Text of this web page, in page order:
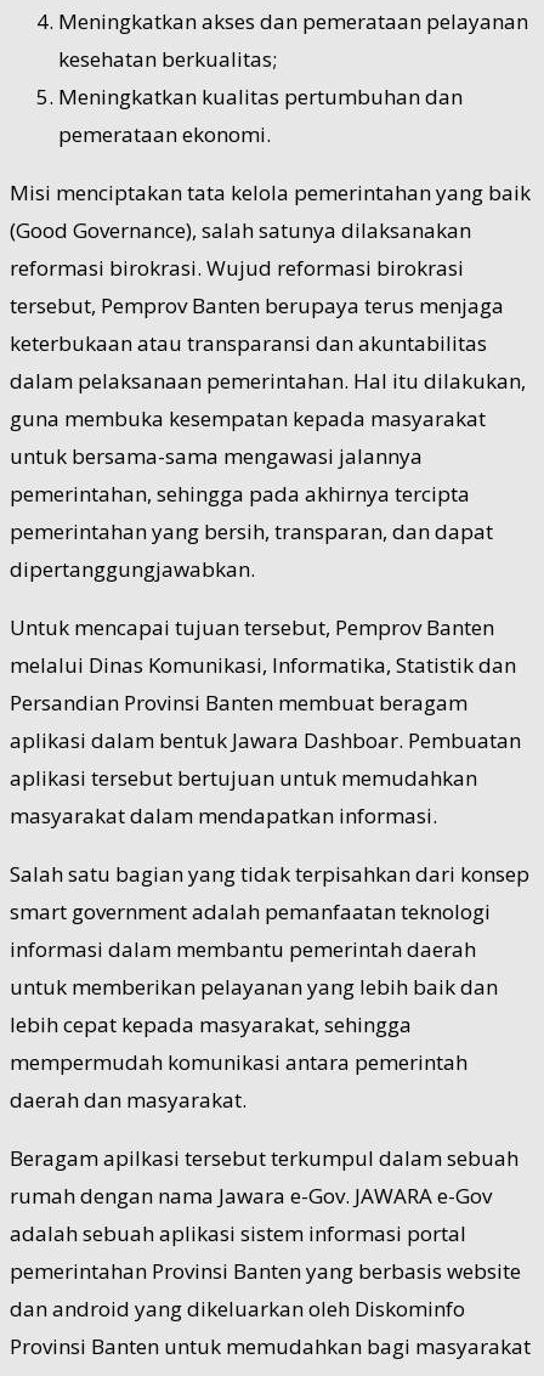
Meningkatkan akses dan pemerataan pelayanan
kesehatan berkualitas;
Meningkatkan kualitas pertumbuhan dan
pemerataan ekonomi.
Misi menciptakan tata kelola pemerintahan yang baik
(Good Governance), salah satunya dilaksanakan
reformasi birokrasi. Wujud reformasi birokrasi
tersebut, Pemprov Banten berupaya terus menjaga
keterbukaan atau transparansi dan akuntabilitas
dalam pelaksanaan pemerintahan. Hal itu dilakukan,
guna membuka kesempatan kepada masyarakat
untuk bersama-sama mengawasi jalannya
pemerintahan, sehingga pada akhirnya tercipta
pemerintahan yang bersih, transparan, dan dapat
dipertanggungjawabkan.
Untuk mencapai tujuan tersebut, Pemprov Banten
melalui Dinas Komunikasi, Informatika, Statistik dan
Persandian Provinsi Banten membuat beragam
aplikasi dalam bentuk Jawara Dashboar. Pembuatan
aplikasi tersebut bertujuan untuk memudahkan
masyarakat dalam mendapatkan informasi.
Salah satu bagian yang tidak terpisahkan dari konsep
smart government adalah pemanfaatan teknologi
informasi dalam membantu pemerintah daerah
untuk memberikan pelayanan yang lebih baik dan
lebih cepat kepada masyarakat, sehingga
mempermudah komunikasi antara pemerintah
daerah dan masyarakat.
Beragam apilkasi tersebut terkumpul dalam sebuah
rumah dengan nama Jawara e-Gov. JAWARA e-Gov
adalah sebuah aplikasi sistem informasi portal
pemerintahan Provinsi Banten yang berbasis website
dan android yang dikeluarkan oleh Diskominfo
Provinsi Banten untuk memudahkan bagi masyarakat